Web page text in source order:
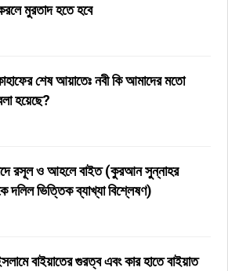
মুরতাদ হতে হবে
শেষ আয়াতেঃ নবী কি আমাদের মতো
হয়েছে?
রসূল ও আহলে বাইত (কুরআন সুন্নাহর
দলিল ভিত্তিক ব্যাখ্যা বিশ্লেষণ)
বাইয়াতের গুরত্ব এবং কার হাতে বাইয়াত